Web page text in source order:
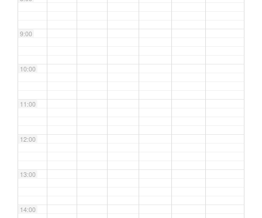
9:00
10:00
11:00
12:00
13:00
14:00